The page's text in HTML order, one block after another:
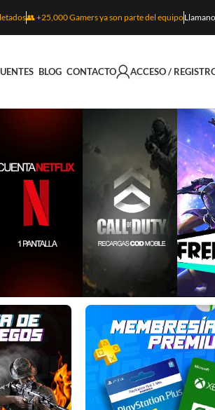
👥 +25,000 Gamers ya son parte del equipo
BLOG CONTACTO ACCESO /